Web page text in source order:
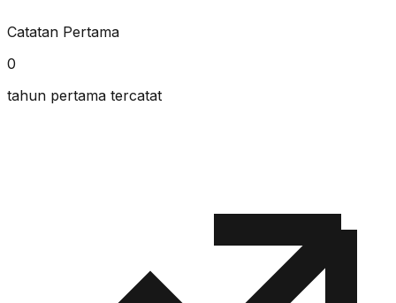
Catatan Pertama
0
tahun pertama tercatat